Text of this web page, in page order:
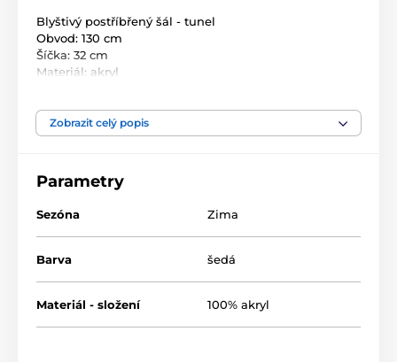
Blyštivý postříbřený šál - tunel
Obvod: 130 cm
Šíčka: 32 cm
Materiál: akryl
Složení: 100% akryl
Zobrazit celý popis
Parametry
Sezóna Zima
Barva šedá
Materiál - složení 100% akryl